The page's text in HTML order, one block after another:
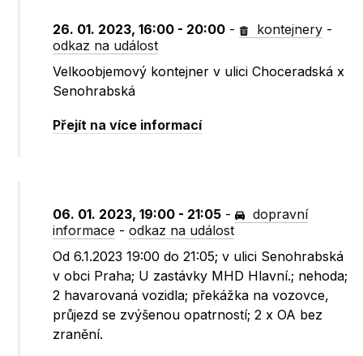
26. 01. 2023, 16:00 - 20:00 - kontejnery -
odkaz na událost
Velkoobjemový kontejner v ulici Choceradská x
Senohrabská
Přejít na více informací
06. 01. 2023, 19:00 - 21:05 -
dopravní
informace -odkaz na událost
Od 6.1.2023 19:00 do 21:05; v ulici Senohrabská
v obci Praha; U zastávky MHD Hlavní.; nehoda;
2 havarovaná vozidla; překážka na vozovce,
průjezd se zvýšenou opatrností; 2 x OA bez
zranění.